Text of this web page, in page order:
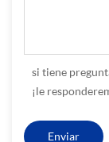
si tiene
¡le